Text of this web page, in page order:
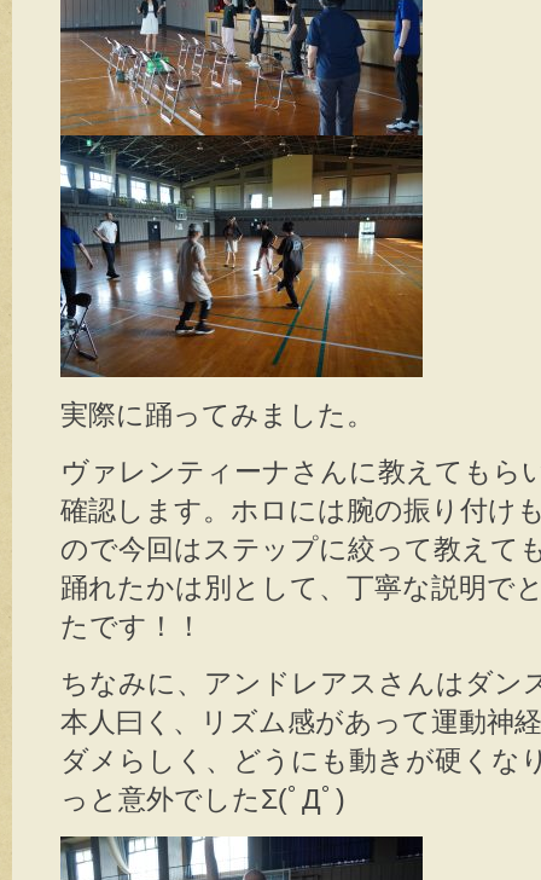
実際に踊ってみました。
ヴァレンティーナさんに教えてもら
確認します。ホロには腕の振り付け
ので今回はステップに絞って教えて
踊れたかは別として、丁寧な説明で
たです！！
ちなみに、アンドレアスさんはダン
本人曰く、リズム感があって運動神
ダメらしく、どうにも動きが硬くな
っと意外でしたΣ(ﾟДﾟ)